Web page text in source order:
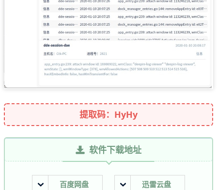
提取码：HyHy
软件下载地址
百度网盘 迅雷云盘